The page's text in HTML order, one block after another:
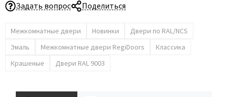
Задать вопрос
Поделиться
Межкомнатные двери Новинки
Двери по RAL/NCS
Эмаль
Межкомнатные двери RegiDoors
Классика
Крашеные
Двери RAL 9003